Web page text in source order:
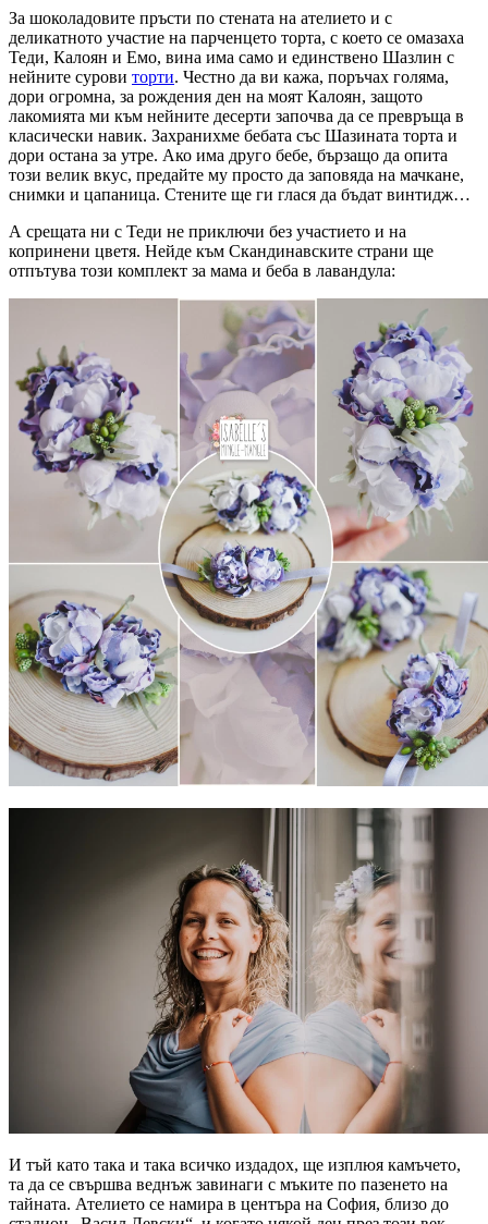
За шоколадовите пръсти по стената на ателието и с
деликатното участие на парченцето торта, с което се омазаха
Теди, Калоян и Емо, вина има само и единствено Шазлин с
нейните сурови торти. Честно да ви кажа, поръчах голяма,
дори огромна, за рождения ден на моят Калоян, защото
лакомията ми към нейните десерти започва да се превръща в
класически навик. Захранихме бебата със Шазината торта и
дори остана за утре. Ако има друго бебе, бързащо да опита
този велик вкус, предайте му просто да заповяда на мачкане,
снимки и цапаница. Стените ще ги глася да бъдат винтидж…
А срещата ни с Теди не приключи без участието и на
копринени цветя. Нейде към Скандинавските страни ще
отпътува този комплект за мама и беба в лавандула:
И тъй като така и така всичко издадох, ще изплюя камъчето,
та да се свършва веднъж завинаги с мъките по пазенето на
тайната. Ателието се намира в центъра на София, близо до